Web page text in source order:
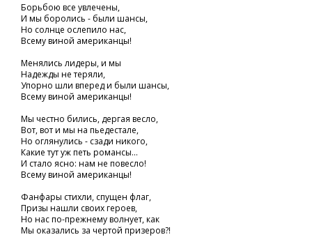
Борьбою все увлечены,
И мы боролись - были шансы,
Но солнце ослепило нас,
Всему виной американцы!
Менялись лидеры, и мы
Надежды не теряли,
Упорно шли вперед и были шансы,
Всему виной американцы!
Мы честно бились, дергая весло,
Вот, вот и мы на пьедестале,
Но оглянулись - сзади никого,
Какие тут уж петь романсы...
И стало ясно: нам не повесло!
Всему виной американцы!
Фанфары стихли, спущен флаг,
Призы нашли своих героев,
Но нас по-прежнему волнует, как
Мы оказались за чертой призеров?!